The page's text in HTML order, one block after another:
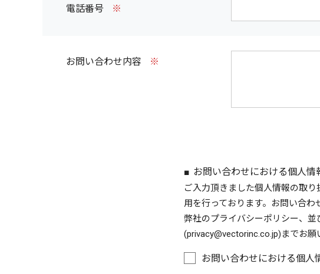
電話番号 ※
お問い合わせ内容 ※
お問い合わせにおける個人情
ご入力頂きました個人情報の取
用を行っております。お問い合わ
弊社のプライバシーポリシー、
(privacy@vectorinc.co.jp)までお願
お問い合わせにおける個人